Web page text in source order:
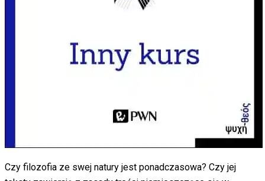
Czy filozofia ze swej natury jest ponadczasowa? Czy jej